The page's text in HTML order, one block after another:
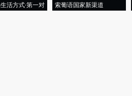
活方式·第一对
索葡语国家新渠道